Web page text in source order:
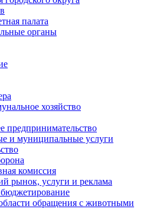
палата
органы
хозяйство
предпринимательство
и муниципальные услуги
комиссия
рынок, услуги и реклама
обращения с животными